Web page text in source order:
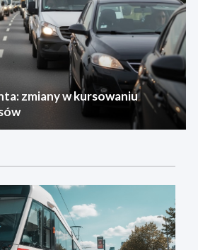
zmiany w kursowaniu